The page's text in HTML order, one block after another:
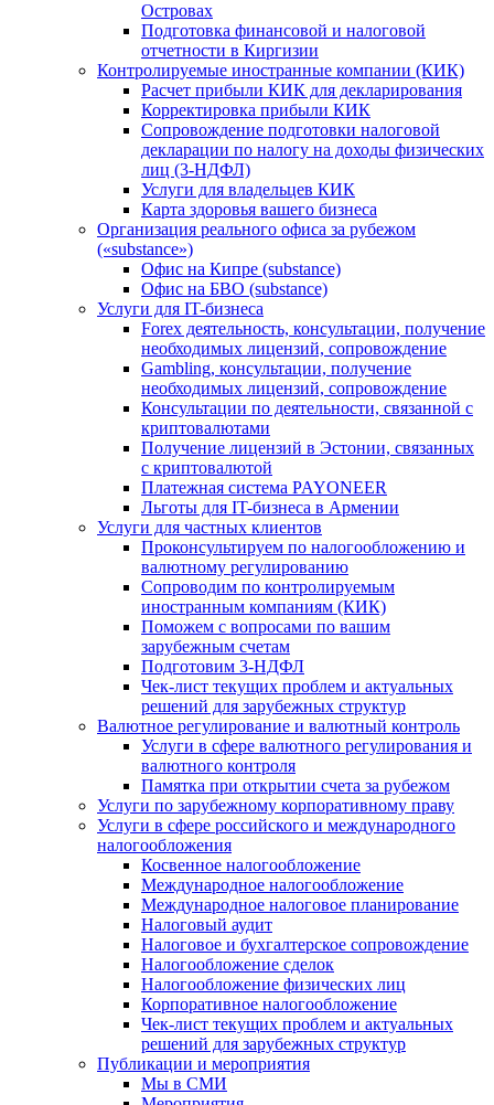
Островах
Подготовка финансовой и налоговой
отчетности в Киргизии
Контролируемые иностранные компании (КИК)
Расчет прибыли КИК для декларирования
Корректировка прибыли КИК
Сопровождение подготовки налоговой
декларации по налогу на доходы физических
лиц (3-НДФЛ)
Услуги для владельцев КИК
Карта здоровья вашего бизнеса
Организация реального офиса за рубежом
(«substance»)
Офис на Кипре (substance)
Офис на БВО (substance)
Услуги для IT-бизнеса
Forex деятельность, консультации, получение
необходимых лицензий, сопровождение
Gambling, консультации, получение
необходимых лицензий, сопровождение
Консультации по деятельности, связанной с
криптовалютами
Получение лицензий в Эстонии, связанных
с криптовалютой
Платежная система PAYONEER
Льготы для IT-бизнеса в Армении
Услуги для частных клиентов
Проконсультируем по налогообложению и
валютному регулированию
Сопроводим по контролируемым
иностранным компаниям (КИК)
Поможем с вопросами по вашим
зарубежным счетам
Подготовим 3-НДФЛ
Чек-лист текущих проблем и актуальных
решений для зарубежных структур
Валютное регулирование и валютный контроль
Услуги в сфере валютного регулирования и
валютного контроля
Памятка при открытии счета за рубежом
Услуги по зарубежному корпоративному праву
Услуги в сфере российского и международного
налогообложения
Косвенное налогообложение
Международное налогообложение
Международное налоговое планирование
Налоговый аудит
Налоговое и бухгалтерское сопровождение
Налогообложение сделок
Налогообложение физических лиц
Корпоративное налогообложение
Чек-лист текущих проблем и актуальных
решений для зарубежных структур
Публикации и мероприятия
Мы в СМИ